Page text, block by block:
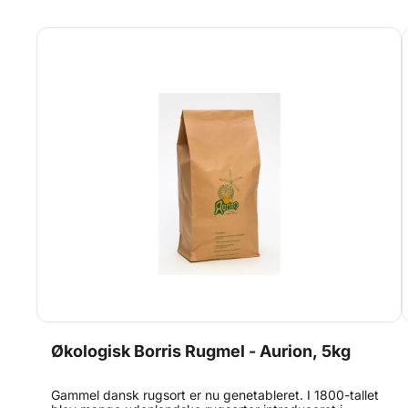
Økologisk Borris Rugmel - Aurion, 5kg
Gammel dansk rugsort er nu genetableret. I 1800-tallet